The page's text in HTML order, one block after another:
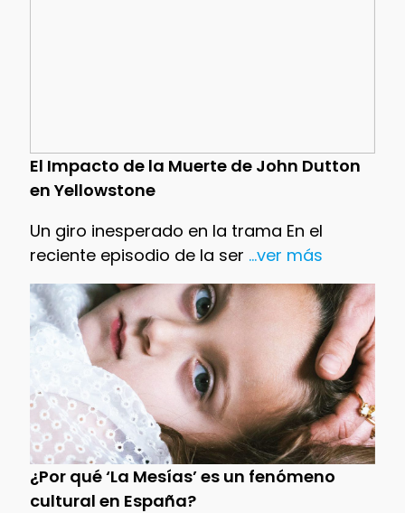
El Impacto de la Muerte de John Dutton
en Yellowstone
Un giro inesperado en la trama En el
reciente episodio de la ser ...ver más
¿Por qué ‘La Mesías’ es un fenómeno
cultural en España?